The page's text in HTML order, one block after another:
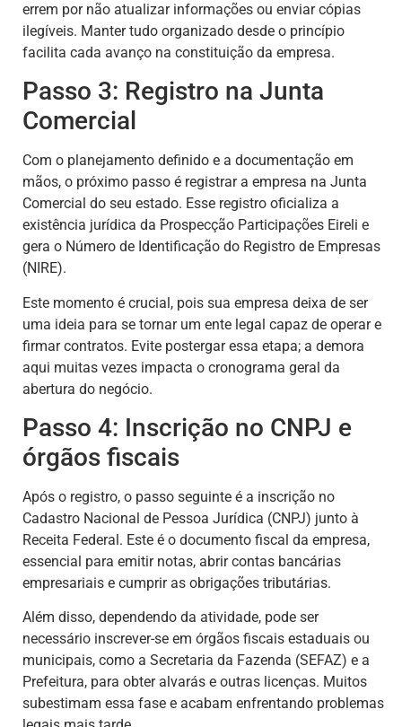
errem por não atualizar informações ou enviar cópias
ilegíveis. Manter tudo organizado desde o princípio
facilita cada avanço na constituição da empresa.
Passo 3: Registro na Junta
Comercial
Com o planejamento definido e a documentação em
mãos, o próximo passo é registrar a empresa na Junta
Comercial do seu estado. Esse registro oficializa a
existência jurídica da Prospecção Participações Eireli e
gera o Número de Identificação do Registro de Empresas
(NIRE).
Este momento é crucial, pois sua empresa deixa de ser
uma ideia para se tornar um ente legal capaz de operar e
firmar contratos. Evite postergar essa etapa; a demora
aqui muitas vezes impacta o cronograma geral da
abertura do negócio.
Passo 4: Inscrição no CNPJ e
órgãos fiscais
Após o registro, o passo seguinte é a inscrição no
Cadastro Nacional de Pessoa Jurídica (CNPJ) junto à
Receita Federal. Este é o documento fiscal da empresa,
essencial para emitir notas, abrir contas bancárias
empresariais e cumprir as obrigações tributárias.
Além disso, dependendo da atividade, pode ser
necessário inscrever-se em órgãos fiscais estaduais ou
municipais, como a Secretaria da Fazenda (SEFAZ) e a
Prefeitura, para obter alvarás e outras licenças. Muitos
subestimam essa fase e acabam enfrentando problemas